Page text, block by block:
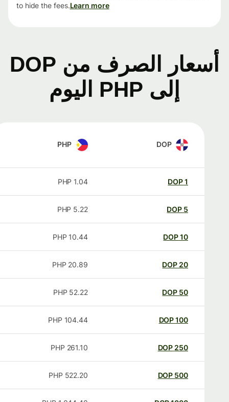
to hide the fees.Learn more
أسعار الصرف من DOP
إلى PHP اليوم
DOP
PHP
DOP
1.04
PHP
DOP
5.22
PHP
DOP
10.44
PHP
20
DOP
20.89
PHP
50
DOP
52.22
PHP
100
DOP
104.44
PHP
250
DOP
261.10
PHP
500
DOP
522.20
PHP